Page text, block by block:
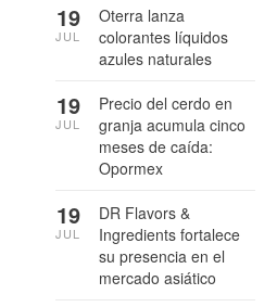
Oterra lanza
colorantes líquidos
azules naturales
19
JUL
Precio del cerdo en
granja acumula cinco
meses de caída:
Opormex
19
JUL
DR Flavors &
Ingredients fortalece
su presencia en el
mercado asiático
19
JUL